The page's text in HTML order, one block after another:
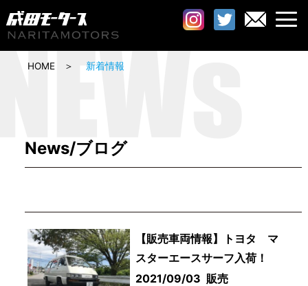
HOME 新着情報
News/ブログ
【販売車両情報】トヨタ マ
スターエースサーフ入荷！
2021/09/03 販売